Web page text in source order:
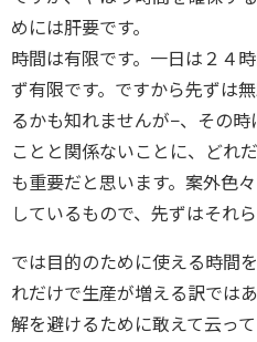
めには肝要です。
時間は有限です。一日は２４
ず有限です。ですから先ずは
るかも知れませんが−、その時
ことと関係ないことに、どれ
も重要だと思います。案外色
しているもので、先ずはそれ
では目的のために使える時間
れだけで生産が増える訳では
解を避けるために敢えて云っ